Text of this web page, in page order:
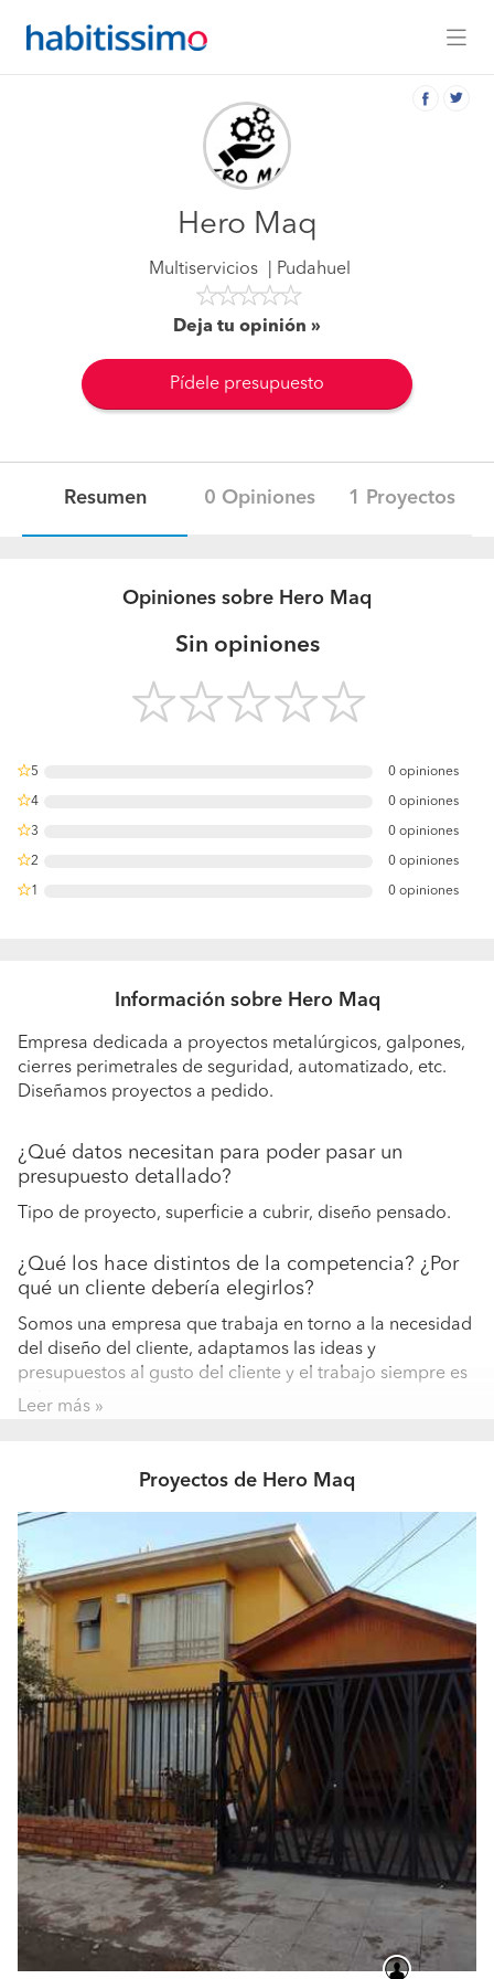
Hero Maq
Multiservicios Pudahuel
Deja tu opinión
Pídele presupuesto
Resumen 0 Opiniones 1 Proyectos
Opiniones sobre Hero Maq
Sin opiniones
5 0 opiniones
4 0 opiniones
3 0 opiniones
2 0 opiniones
1 0 opiniones
Información sobre Hero Maq
Empresa dedicada a proyectos metalúrgicos, galpones,
cierres perimetrales de seguridad, automatizado, etc.
Diseñamos proyectos a pedido.
¿Qué datos necesitan para poder pasar un
presupuesto detallado?
Tipo de proyecto, superficie a cubrir, diseño pensado.
¿Qué los hace distintos de la competencia? ¿Por
qué un cliente debería elegirlos?
Somos una empresa que trabaja en torno a la necesidad
del diseño del cliente, adaptamos las ideas y
presupuestos al gusto del cliente y el trabajo siempre es
unico.
Leer más
Proyectos de Hero Maq